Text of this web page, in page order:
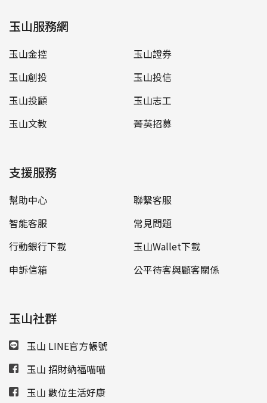
玉山服務網
玉山金控
玉山證券
玉山創投
玉山投信
玉山投顧
玉山志工
玉山文教
菁英招募
支援服務
幫助中心
聯繫客服
智能客服
常見問題
行動銀行下載
玉山Wallet下載
申訴信箱
公平待客與顧客關係
玉山社群
玉山 LINE官方帳號
玉山 招財納福喵喵
玉山 數位生活好康